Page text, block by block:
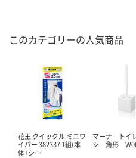
このカテゴリーの人気商品
花王 クイックル ミニワ
イパー 382337 1組(本
体+シ…
マーナ トイ
シ 角形